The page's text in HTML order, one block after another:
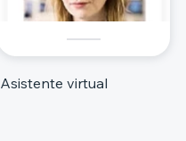
Asistente virtual